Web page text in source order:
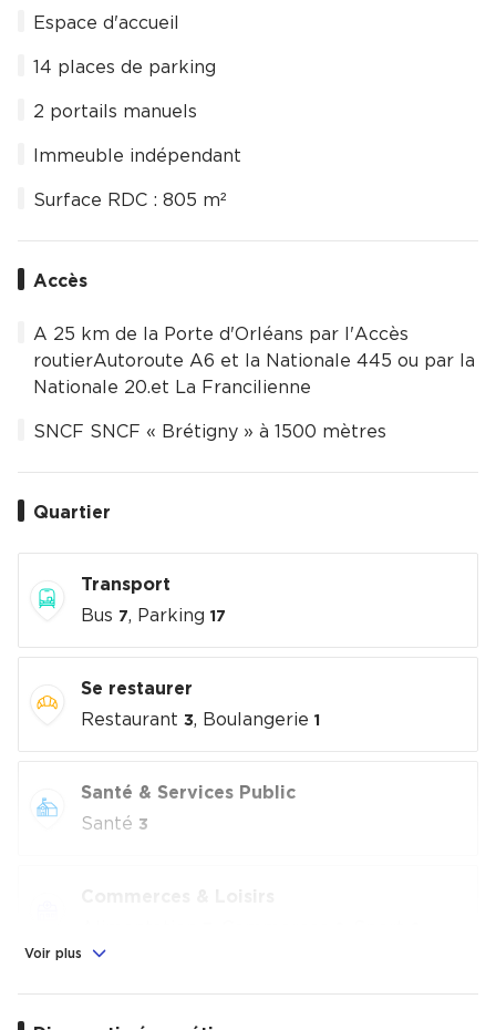
Espace d'accueil
14 places de parking
2 portails manuels
Immeuble indépendant
Surface RDC : 805 m²
Accès
A 25 km de la Porte d'Orléans par l'Accès
routierAutoroute A6 et la Nationale 445 ou par la
Nationale 20.et La Francilienne
SNCF SNCF « Brétigny » à 1500 mètres
Quartier
Transport
Bus 7, Parking 17
Se restaurer
Restaurant 3, Boulangerie 1
Santé & Services Public
Santé 3
Voir plus